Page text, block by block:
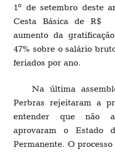
1º de setembro deste
Cesta Básica de R$
aumento da
47% sobre o salário
feriados por ano.
Na última
Perbras rejeitaram a
entender que não
aprovaram o Estado
Permanente. O